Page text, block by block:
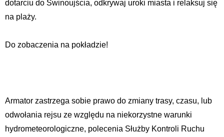
dotarciu do Świnoujścia, odkrywaj uroki miasta i relaksuj się
na plaży.
Do zobaczenia na pokładzie!
Armator zastrzega sobie prawo do zmiany trasy, czasu, lub
odwołania rejsu ze względu na niekorzystne warunki
hydrometeorologiczne, polecenia Służby Kontroli Ruchu